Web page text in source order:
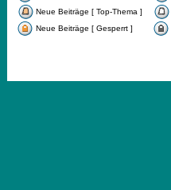
Neue Beiträge [ Top-Thema ]
Neue Beiträge [ Gesperrt ]